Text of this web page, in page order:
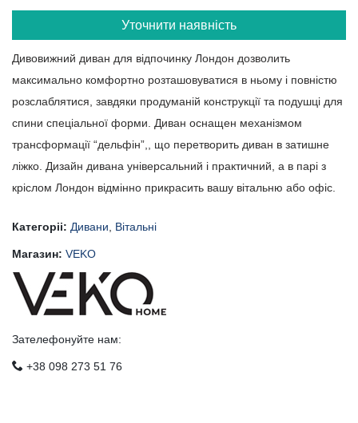
Уточнити наявність
Дивовижний диван для відпочинку Лондон дозволить
максимально комфортно розташовуватися в ньому і повністю
розслаблятися, завдяки продуманій конструкції та подушці для
спини спеціальної форми. Диван оснащен механізмом
трансформації “дельфін”,, що перетворить диван в затишне
ліжко. Дизайн дивана універсальний і практичний, а в парі з
кріслом Лондон відмінно прикрасить вашу вітальню або офіс.
Категоріі: Дивани Вітальні
Магазин: VEKO
Зателефонуйте нам:
+38 098 273 51 76